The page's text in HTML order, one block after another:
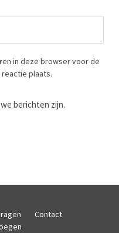
in deze browser voor de
plaats.
berichten zijn.
Contact